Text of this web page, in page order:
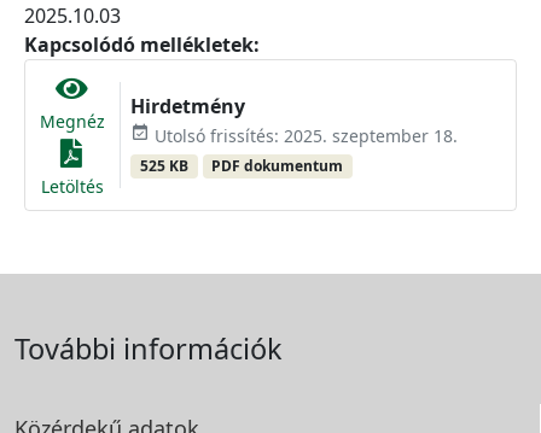
2025.10.03
Kapcsolódó mellékletek:
Megnéz
Letöltés
Hirdetmény
event_available Utolsó frissítés: 2025. szeptember 18.
525 KB PDF dokumentum
További információk